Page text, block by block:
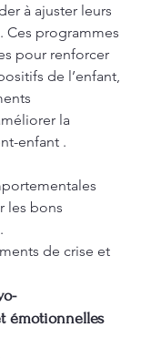
à ajuster leurs
Ces programmes
pour renforcer
de l’enfant,
la
enfant .
les bons
de crise et
émotionnelles